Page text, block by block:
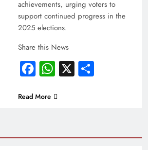
achievements, urging voters to
support continued progress in the
2025 elections.
Share this News
Facebook
WhatsApp
X Share
Read More